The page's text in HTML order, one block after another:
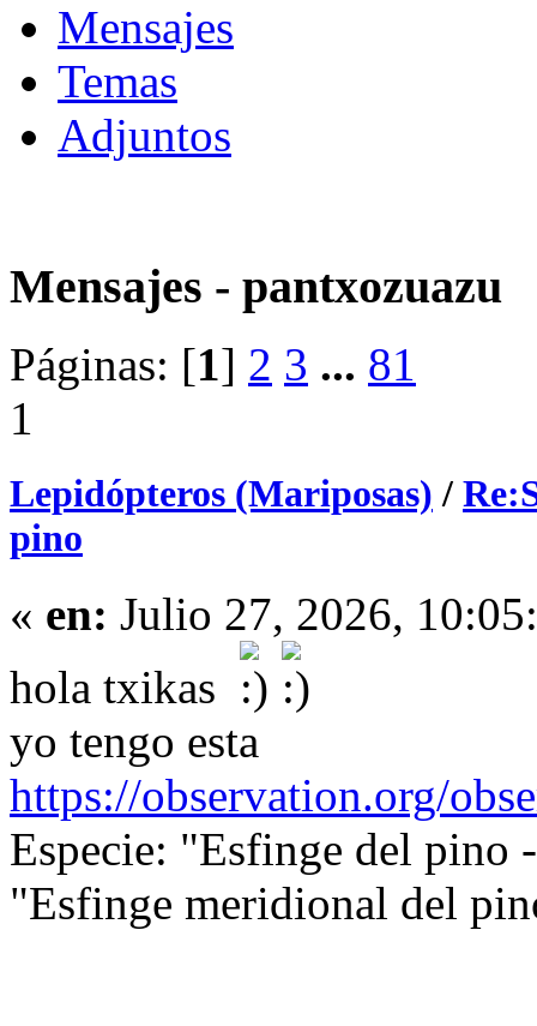
Mensajes
Temas
Adjuntos
Mensajes - pantxozuazu
Páginas: [1] 2 3 ... 81
1
Lepidópteros (Mariposas) /
pino
« en: Julio 27, 2026,
hola txikas
yo tengo esta
https://observation.org/
Especie: "Esfinge del pino
"Esfinge meridional del